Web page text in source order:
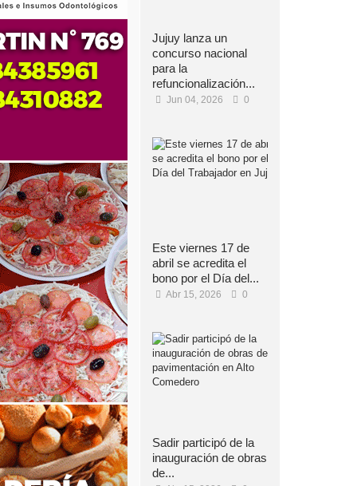
Jujuy lanza un
concurso nacional
para la
refuncionalización...
Jun 04, 2026 0
Este viernes 17 de
abril se acredita el
bono por el Día del...
Abr 15, 2026 0
Sadir participó de la
inauguración de obras
de...